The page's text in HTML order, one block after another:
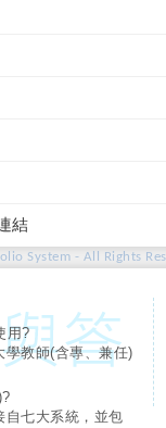
結
System - All Rights
用?
教師(含專、兼任)
七大系統，並包